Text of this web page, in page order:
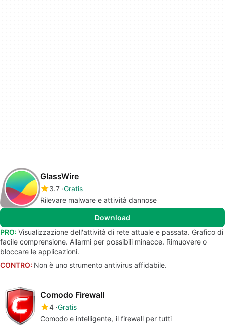
GlassWire
3.7 Gratis
Rilevare malware e attività dannose
Download
PRO: Visualizzazione dell'attività di rete attuale e passata. Grafico di
facile comprensione. Allarmi per possibili minacce. Rimuovere o
bloccare le applicazioni.
CONTRO: Non è uno strumento antivirus affidabile.
Comodo Firewall
4 Gratis
Comodo e intelligente, il firewall per tutti